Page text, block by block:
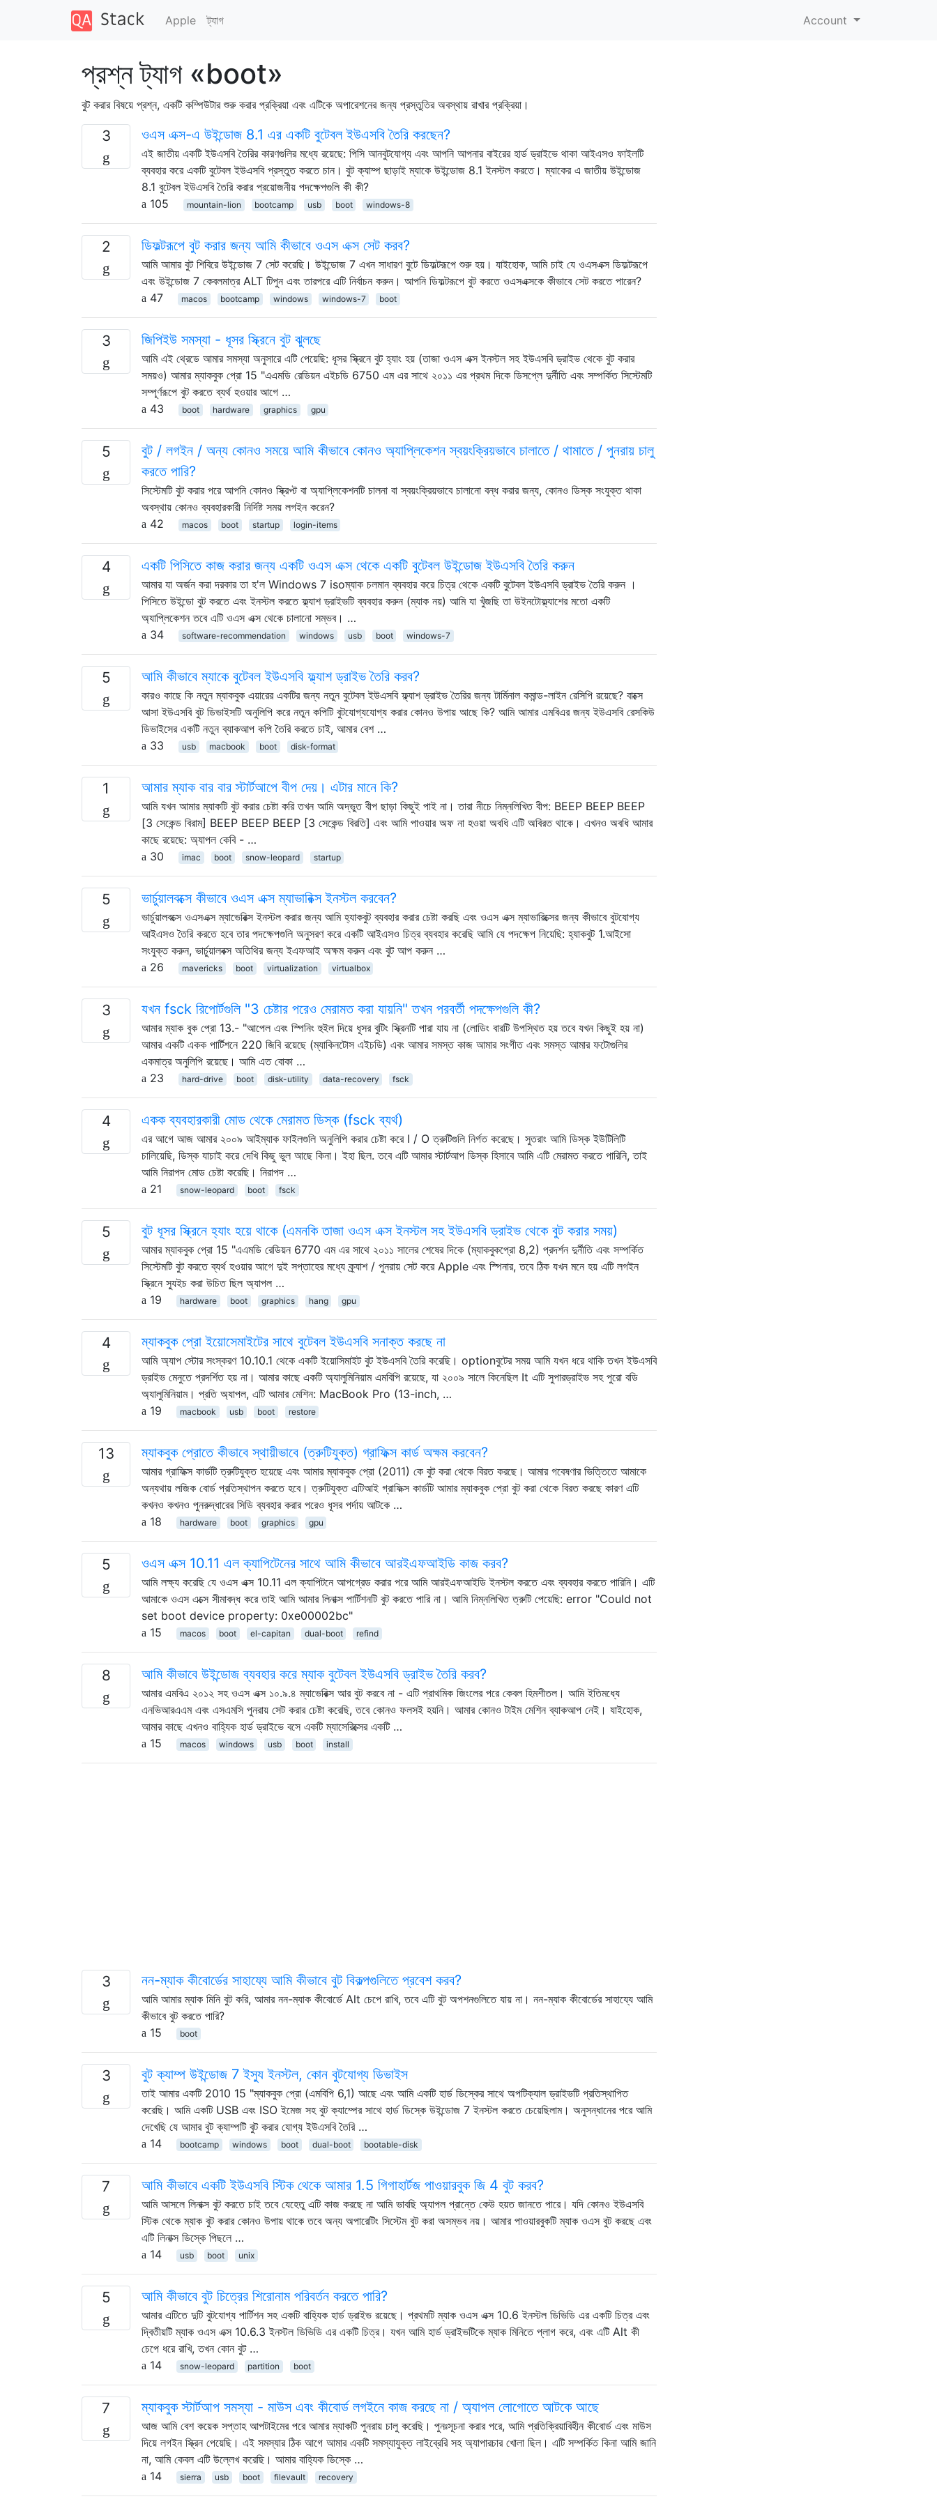
Apple ট্যাগ Account
প্রশ্ন ট্যাগ «boot»
বুট করার বিষয়ে প্রশ্ন, একটি কম্পিউটার শুরু করার প্রক্রিয়া এবং এটিকে অপারেশনের জন্য প্রস্তুতির অবস্থায় রাখার প্রক্রিয়া।
3 ওএস এক্স-এ উইন্ডোজ 8.1 এর একটি বুটেবল ইউএসবি তৈরি করছেন?
এই জাতীয় একটি ইউএসবি তৈরির কারণগুলির মধ্যে রয়েছে: পিসি আনবুটযোগ্য এবং আপনি আপনার বাইরের হার্ড ড্রাইভে থাকা আইএসও ফাইলটি
ব্যবহার করে একটি বুটেবল ইউএসবি প্রস্তুত করতে চান। বুট ক্যাম্প ছাড়াই ম্যাকে উইন্ডোজ 8.1 ইনস্টল করতে। ম্যাকের এ জাতীয় উইন্ডোজ
8.1 বুটেবল ইউএসবি তৈরি করার প্রয়োজনীয় পদক্ষেপগুলি কী কী?
105
mountain-lion bootcamp usb boot windows-8
2 ডিফল্টরূপে বুট করার জন্য আমি কীভাবে ওএস এক্স সেট করব?
আমি আমার বুট শিবিরে উইন্ডোজ 7 সেট করেছি। উইন্ডোজ 7 এখন সাধারণ বুটে ডিফল্টরূপে শুরু হয়। যাইহোক, আমি চাই যে ওএসএক্স ডিফল্টরূপে
এবং উইন্ডোজ 7 কেবলমাত্র ALT টিপুন এবং তারপরে এটি নির্বাচন করুন। আপনি ডিফল্টরূপে বুট করতে ওএসএক্সকে কীভাবে সেট করতে পারেন?
47
macos bootcamp windows windows-7 boot
3 জিপিইউ সমস্যা - ধূসর স্ক্রিনে বুট ঝুলছে
আমি এই থ্রেডে আমার সমস্যা অনুসারে এটি পেয়েছি: ধূসর স্ক্রিনে বুট হ্যাং হয় (তাজা ওএস এক্স ইনস্টল সহ ইউএসবি ড্রাইভ থেকে বুট করার
সময়ও) আমার ম্যাকবুক প্রো 15 "এএমডি রেডিয়ন এইচডি 6750 এম এর সাথে ২০১১ এর প্রথম দিকে ডিসপ্লে দুর্নীতি এবং সম্পর্কিত সিস্টেমটি
সম্পূর্ণরূপে বুট করতে ব্যর্থ হওয়ার আগে …
43
boot hardware graphics gpu
5
বুট / লগইন / অন্য কোনও সময়ে আমি কীভাবে কোনও অ্যাপ্লিকেশন স্বয়ংক্রিয়ভাবে চালাতে / থামাতে / পুনরায় চালু
করতে পারি?
সিস্টেমটি বুট করার পরে আপনি কোনও স্ক্রিপ্ট বা অ্যাপ্লিকেশনটি চালনা বা স্বয়ংক্রিয়ভাবে চালানো বন্ধ করার জন্য, কোনও ডিস্ক সংযুক্ত থাকা
অবস্থায় কোনও ব্যবহারকারী নির্দিষ্ট সময় লগইন করেন?
42
macos boot startup login-items
4 একটি পিসিতে কাজ করার জন্য একটি ওএস এক্স থেকে একটি বুটেবল উইন্ডোজ ইউএসবি তৈরি করুন
আমার যা অর্জন করা দরকার তা হ'ল Windows 7 isoম্যাক চলমান ব্যবহার করে চিত্র থেকে একটি বুটেবল ইউএসবি ড্রাইভ তৈরি করুন ।
পিসিতে উইন্ডো বুট করতে এবং ইনস্টল করতে ফ্ল্যাশ ড্রাইভটি ব্যবহার করুন (ম্যাক নয়) আমি যা খুঁজছি তা উইনটোফ্ল্যাশের মতো একটি
অ্যাপ্লিকেশন তবে এটি ওএস এক্স থেকে চালানো সম্ভব। …
34
software-recommendation windows usb boot windows-7
5 আমি কীভাবে ম্যাকে বুটেবল ইউএসবি ফ্ল্যাশ ড্রাইভ তৈরি করব?
কারও কাছে কি নতুন ম্যাকবুক এয়ারের একটির জন্য নতুন বুটেবল ইউএসবি ফ্ল্যাশ ড্রাইভ তৈরির জন্য টার্মিনাল কমান্ড-লাইন রেসিপি রয়েছে? বাক্সে
আসা ইউএসবি বুট ডিভাইসটি অনুলিপি করে নতুন কপিটি বুটযোগ্যযোগ্য করার কোনও উপায় আছে কি? আমি আমার এমবিএর জন্য ইউএসবি রেসকিউ
ডিভাইসের একটি নতুন ব্যাকআপ কপি তৈরি করতে চাই, আমার বেশ …
33
usb macbook boot disk-format
1 আমার ম্যাক বার বার স্টার্টআপে বীপ দেয়। এটার মানে কি?
আমি যখন আমার ম্যাকটি বুট করার চেষ্টা করি তখন আমি অদ্ভুত বীপ ছাড়া কিছুই পাই না। তারা নীচে নিম্নলিখিত বীপ: BEEP BEEP BEEP
[3 সেকেন্ড বিরাম] BEEP BEEP BEEP [3 সেকেন্ড বিরতি] এবং আমি পাওয়ার অফ না হওয়া অবধি এটি অবিরত থাকে। এখনও অবধি আমার
কাছে রয়েছে: অ্যাপল কেবি - …
30
imac boot snow-leopard startup
5 ভার্চুয়ালবক্সে কীভাবে ওএস এক্স ম্যাভারিক্স ইনস্টল করবেন?
ভার্চুয়ালবক্সে ওএসএক্স ম্যাভেরিক্স ইনস্টল করার জন্য আমি হ্যাকবুট ব্যবহার করার চেষ্টা করছি এবং ওএস এক্স ম্যাভারিক্সের জন্য কীভাবে বুটযোগ্য
আইএসও তৈরি করতে হবে তার পদক্ষেপগুলি অনুসরণ করে একটি আইএসও চিত্র ব্যবহার করেছি আমি যে পদক্ষেপ নিয়েছি: হ্যাকবুট 1.আইসো
সংযুক্ত করুন, ভার্চুয়ালবক্স অতিথির জন্য ইএফআই অক্ষম করুন এবং বুট আপ করুন …
26
mavericks boot virtualization virtualbox
3 যখন fsck রিপোর্টগুলি "3 চেষ্টার পরেও মেরামত করা যায়নি" তখন পরবর্তী পদক্ষেপগুলি কী?
আমার ম্যাক বুক প্রো 13.- "আপেল এবং স্পিনিং হুইল দিয়ে ধূসর বুটিং স্ক্রিনটি পারা যায় না (লোডিং বারটি উপস্থিত হয় তবে যখন কিছুই হয় না)
আমার একটি একক পার্টিশনে 220 জিবি রয়েছে (ম্যাকিনটোস এইচডি) এবং আমার সমস্ত কাজ আমার সংগীত এবং সমস্ত আমার ফটোগুলির
একমাত্র অনুলিপি রয়েছে। আমি এত বোকা …
23
hard-drive boot disk-utility data-recovery fsck
4 একক ব্যবহারকারী মোড থেকে মেরামত ডিস্ক (fsck ব্যর্থ)
এর আগে আজ আমার ২০০৯ আইম্যাক ফাইলগুলি অনুলিপি করার চেষ্টা করে I / O ত্রুটিগুলি নির্গত করেছে। সুতরাং আমি ডিস্ক ইউটিলিটি
চালিয়েছি, ডিস্ক যাচাই করে দেখি কিছু ভুল আছে কিনা। ইহা ছিল. তবে এটি আমার স্টার্টআপ ডিস্ক হিসাবে আমি এটি মেরামত করতে পারিনি, তাই
আমি নিরাপদ মোড চেষ্টা করেছি। নিরাপদ …
21
snow-leopard boot fsck
5 বুট ধূসর স্ক্রিনে হ্যাং হয়ে থাকে (এমনকি তাজা ওএস এক্স ইনস্টল সহ ইউএসবি ড্রাইভ থেকে বুট করার সময়)
আমার ম্যাকবুক প্রো 15 "এএমডি রেডিয়ন 6770 এম এর সাথে ২০১১ সালের শেষের দিকে (ম্যাকবুকপ্রো 8,2) প্রদর্শন দুর্নীতি এবং সম্পর্কিত
সিস্টেমটি বুট করতে ব্যর্থ হওয়ার আগে দুই সপ্তাহের মধ্যে ক্র্যাশ / পুনরায় সেট করে Apple এবং স্পিনার, তবে ঠিক যখন মনে হয় এটি লগইন
স্ক্রিনে স্যুইচ করা উচিত ছিল অ্যাপল …
19
hardware boot graphics hang gpu
4 ম্যাকবুক প্রো ইয়োসেমাইটের সাথে বুটেবল ইউএসবি সনাক্ত করছে না
আমি অ্যাপ স্টোর সংস্করণ 10.10.1 থেকে একটি ইয়োসিমাইট বুট ইউএসবি তৈরি করেছি। optionবুটের সময় আমি যখন ধরে থাকি তখন ইউএসবি
ড্রাইভ মেনুতে প্রদর্শিত হয় না। আমার কাছে একটি অ্যালুমিনিয়াম এমবিপি রয়েছে, যা ২০০৯ সালে কিনেছিল It এটি সুপারড্রাইভ সহ পুরো বডি
অ্যালুমিনিয়াম। প্রতি অ্যাপল, এটি আমার মেশিন: MacBook Pro (13-inch, …
19
macbook usb boot restore
13 ম্যাকবুক প্রোতে কীভাবে স্থায়ীভাবে (ত্রুটিযুক্ত) গ্রাফিক্স কার্ড অক্ষম করবেন?
আমার গ্রাফিক্স কার্ডটি ত্রুটিযুক্ত হয়েছে এবং আমার ম্যাকবুক প্রো (2011) কে বুট করা থেকে বিরত করছে। আমার গবেষণার ভিত্তিতে আমাকে
অন্যথায় লজিক বোর্ড প্রতিস্থাপন করতে হবে। ত্রুটিযুক্ত এটিআই গ্রাফিক্স কার্ডটি আমার ম্যাকবুক প্রো বুট করা থেকে বিরত করছে কারণ এটি
কখনও কখনও পুনরুদ্ধারের সিডি ব্যবহার করার পরেও ধূসর পর্দায় আটকে …
18
hardware boot graphics gpu
5 ওএস এক্স 10.11 এল ক্যাপিটেনের সাথে আমি কীভাবে আরইএফআইডি কাজ করব?
আমি লক্ষ্য করেছি যে ওএস এক্স 10.11 এল ক্যাপিটনে আপগ্রেড করার পরে আমি আরইএফআইডি ইনস্টল করতে এবং ব্যবহার করতে পারিনি। এটি
আমাকে ওএস এক্সে সীমাবদ্ধ করে তাই আমি আমার লিনাক্স পার্টিশনটি বুট করতে পারি না। আমি নিম্নলিখিত ত্রুটি পেয়েছি: error "Could not
set boot device property: 0xe00002bc"
15
macos boot el-capitan dual-boot refind
8 আমি কীভাবে উইন্ডোজ ব্যবহার করে ম্যাক বুটেবল ইউএসবি ড্রাইভ তৈরি করব?
আমার এমবিএ ২০১২ সহ ওএস এক্স ১০.৯.৪ ম্যাভেরিক্স আর বুট করবে না - এটি প্রাথমিক জিংলের পরে কেবল হিমশীতল। আমি ইতিমধ্যে
এনভিআরএএম এবং এসএমসি পুনরায় সেট করার চেষ্টা করেছি, তবে কোনও ফলসই হয়নি। আমার কোনও টাইম মেশিন ব্যাকআপ নেই। যাইহোক,
আমার কাছে এখনও বাহ্যিক হার্ড ড্রাইভে বসে একটি ম্যাসেরিক্সের একটি …
15
macos windows usb boot install
3 নন-ম্যাক কীবোর্ডের সাহায্যে আমি কীভাবে বুট বিকল্পগুলিতে প্রবেশ করব?
আমি আমার ম্যাক মিনি বুট করি, আমার নন-ম্যাক কীবোর্ডে Alt চেপে রাখি, তবে এটি বুট অপশনগুলিতে যায় না। নন-ম্যাক কীবোর্ডের সাহায্যে আমি
কীভাবে বুট করতে পারি?
15
boot
3 বুট ক্যাম্প উইন্ডোজ 7 ইস্যু ইনস্টল, কোন বুটযোগ্য ডিভাইস
তাই আমার একটি 2010 15 "ম্যাকবুক প্রো (এমবিপি 6,1) আছে এবং আমি একটি হার্ড ডিস্কের সাথে অপটিক্যাল ড্রাইভটি প্রতিস্থাপিত
করেছি। আমি একটি USB এবং ISO ইমেজ সহ বুট ক্যাম্পের সাথে হার্ড ডিস্কে উইন্ডোজ 7 ইনস্টল করতে চেয়েছিলাম। অনুসন্ধানের পরে আমি
দেখেছি যে আমার বুট ক্যাম্পটি বুট করার যোগ্য ইউএসবি তৈরি …
14
bootcamp windows boot dual-boot bootable-disk
7 আমি কীভাবে একটি ইউএসবি স্টিক থেকে আমার 1.5 গিগাহার্টজ পাওয়ারবুক জি 4 বুট করব?
আমি আসলে লিনাক্স বুট করতে চাই তবে যেহেতু এটি কাজ করছে না আমি ভাবছি অ্যাপল প্রান্তে কেউ হয়ত জানতে পারে। যদি কোনও ইউএসবি
স্টিক থেকে ম্যাক বুট করার কোনও উপায় থাকে তবে অন্য অপারেটিং সিস্টেম বুট করা অসম্ভব নয়। আমার পাওয়ারবুকটি ম্যাক ওএস বুট করছে এবং
এটি লিনাক্স ডিস্কে পিছলে …
14
usb boot unix
5 আমি কীভাবে বুট চিত্রের শিরোনাম পরিবর্তন করতে পারি?
আমার এটিতে দুটি বুটযোগ্য পার্টিশন সহ একটি বাহ্যিক হার্ড ড্রাইভ রয়েছে। প্রথমটি ম্যাক ওএস এক্স 10.6 ইনস্টল ডিভিডি এর একটি চিত্র এবং
দ্বিতীয়টি ম্যাক ওএস এক্স 10.6.3 ইনস্টল ডিভিডি এর একটি চিত্র। যখন আমি হার্ড ড্রাইভটিকে ম্যাক মিনিতে প্লাগ করে, এবং এটি Alt কী
চেপে ধরে রাখি, তখন কোন বুট …
14
snow-leopard partition boot
7 ম্যাকবুক স্টার্টআপ সমস্যা - মাউস এবং কীবোর্ড লগইনে কাজ করছে না / অ্যাপল লোগোতে আটকে আছে
আজ আমি বেশ কয়েক সপ্তাহ আপটাইমের পরে আমার ম্যাকটি পুনরায় চালু করেছি। পুনঃসূচনা করার পরে, আমি প্রতিক্রিয়াবিহীন কীবোর্ড এবং মাউস
দিয়ে লগইন স্ক্রিন পেয়েছি। এই সমস্যার ঠিক আগে আমার একটি সমস্যাযুক্ত লাইব্রেরি সহ অ্যাপারচার খোলা ছিল। এটি সম্পর্কিত কিনা আমি জানি
না, আমি কেবল এটি উল্লেখ করেছি। আমার বাহ্যিক ডিস্কে …
14
sierra usb boot filevault recovery